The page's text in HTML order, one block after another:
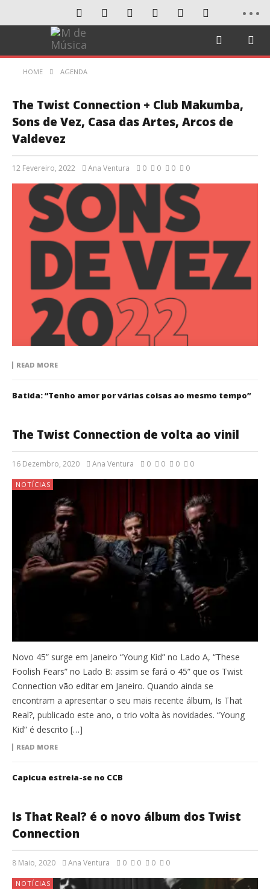
HOME AGENDA
The Twist Connection + Club Makumba,
Sons de Vez, Casa das Artes, Arcos de
Valdevez
12 Fevereiro, 2022 Ana Ventura 0 0 0 0
READ MORE
Batida: “Tenho amor por várias coisas ao mesmo tempo”
The Twist Connection de volta ao vinil
16 Dezembro, 2020 Ana Ventura 0 0 0 0
NOTÍCIAS
Novo 45” surge em Janeiro “Young Kid” no Lado A, “These
Foolish Fears” no Lado B: assim se fará o 45” que os Twist
Connection vão editar em Janeiro. Quando ainda se
encontram a apresentar o seu mais recente álbum, Is That
Real?, publicado este ano, o trio volta às novidades. “Young
Kid” é descrito […]
READ MORE
Capicua estreia-se no CCB
Is That Real? é o novo álbum dos Twist
Connection
8 Maio, 2020 Ana Ventura 0 0 0 0
NOTÍCIAS